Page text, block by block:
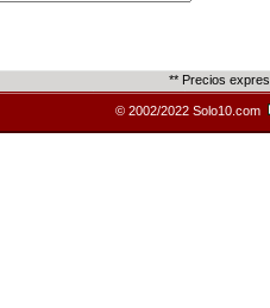
** Precios
© 2002/2022 Solo10.com